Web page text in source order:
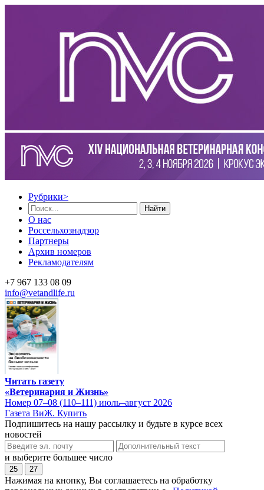
Рубрики>
Найти
О нас
Россельхознадзор
Партнеры
Архив номеров
Рекламодателям
+7 967 133 08 09
info@vetandlife.ru
Читать газету
«Ветеринария и Жизнь»
Номер 07–08 (110–111) июль–август 2026
Газета ВиЖ. Купить
Подпишитесь на нашу рассылку и будьте в курсе всех
новостей
и выберите большее число
25 27
Нажимая на кнопку, Вы соглашаетесь на обработку